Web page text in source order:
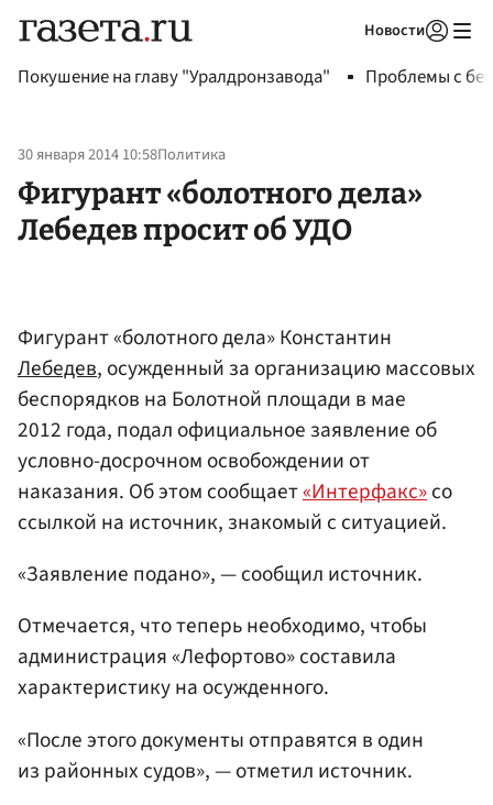
Новости
Покушение на главу "Уралдронзавода" Проблемы с
30 января 2014 10:58Политика
Фигурант «болотного дела»
Лебедев просит об УДО
Фигурант «болотного дела» Константин
Лебедев, осужденный за организацию массовых
беспорядков на Болотной площади в мае
2012 года, подал официальное заявление об
условно-досрочном освобождении от
наказания. Об этом сообщает«Интерфакс»со
ссылкой на источник, знакомый с ситуацией.
«Заявление подано», — сообщил источник.
Отмечается, что теперь необходимо, чтобы
администрация «Лефортово» составила
характеристику на осужденного.
«После этого документы отправятся в один
из районных судов», — отметил источник.